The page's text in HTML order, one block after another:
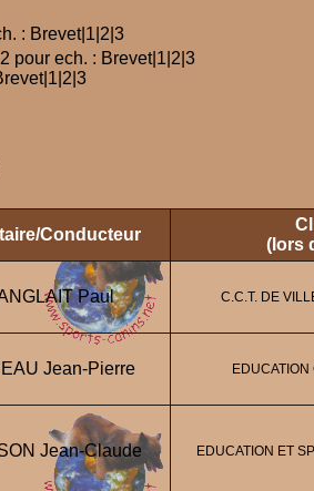
: Brevet|1|2|3
pour ech. : Brevet|1|2|3
Conducteur
(lors
Paul C.C.T. DE
Jean-Pierre
Jean-Claude EDUCATION ET